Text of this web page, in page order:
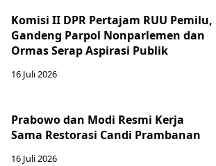
Komisi II DPR Pertajam RUU Pemilu,
Gandeng Parpol Nonparlemen dan
Ormas Serap Aspirasi Publik
16 Juli 2026
Prabowo dan Modi Resmi Kerja
Sama Restorasi Candi Prambanan
16 Juli 2026